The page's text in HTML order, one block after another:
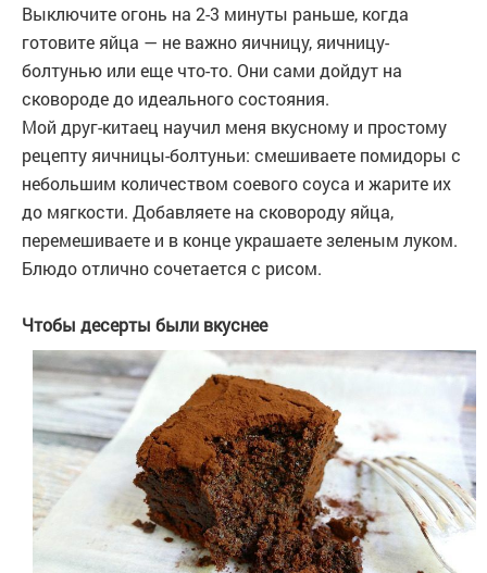
Выключите огонь на 2-3 минуты раньше, когда
готовите яйца — не важно яичницу, яичницу-
болтунью или еще что-то. Они сами дойдут на
сковороде до идеального состояния.
Мой друг-китаец научил меня вкусному и простому
рецепту яичницы-болтуньи: смешиваете помидоры с
небольшим количеством соевого соуса и жарите их
до мягкости. Добавляете на сковороду яйца,
перемешиваете и в конце украшаете зеленым луком.
Блюдо отлично сочетается с рисом.
Чтобы десерты были вкуснее